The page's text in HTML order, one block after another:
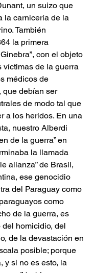
un suizo que
la carnicería de la
También
la primera
con el objeto
víctimas de la guerra
médicos de
que debían ser
de modo tal que
a los heridos. En una
nuestro Alberdi
de la guerra” en
la llamada
alianza” de Brasil,
ese genocidio
del Paraguay como
como
de la guerra, es
homicidio, del
de la devastación en
posible; porque
y si no es esto, la